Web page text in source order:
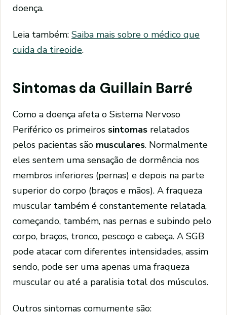
doença.
Leia também: Saiba mais sobre o médico que
cuida da tireoide.
Sintomas da Guillain Barré
Como a doença afeta o Sistema Nervoso
Periférico os primeiros sintomas relatados
pelos pacientas são musculares. Normalmente
eles sentem uma sensação de dormência nos
membros inferiores (pernas) e depois na parte
superior do corpo (braços e mãos). A fraqueza
muscular também é constantemente relatada,
começando, também, nas pernas e subindo pelo
corpo, braços, tronco, pescoço e cabeça. A SGB
pode atacar com diferentes intensidades, assim
sendo, pode ser uma apenas uma fraqueza
muscular ou até a paralisia total dos músculos.
Outros sintomas comumente são: